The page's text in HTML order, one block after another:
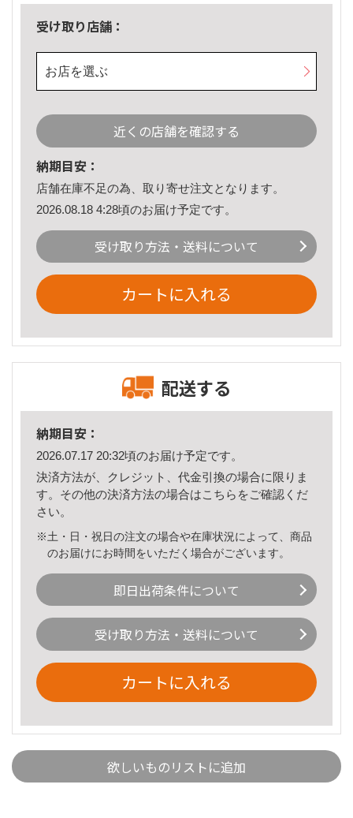
受け取り店舗：
お店を選ぶ
近くの店舗を確認する
納期目安：
店舗在庫不足の為、取り寄せ注文となります。
2026.08.18 4:28頃のお届け予定です。
受け取り方法・送料について
カートに入れる
配送する
納期目安：
2026.07.17 20:32頃のお届け予定です。
決済方法が、クレジット、代金引換の場合に限りま
す。その他の決済方法の場合はこちら をご確認くだ
さい。
※土・日・祝日の注文の場合や在庫状況によって、商品
のお届けにお時間をいただく場合がございます。
即日出荷条件について
受け取り方法・送料について
カートに入れる
欲しいものリストに追加